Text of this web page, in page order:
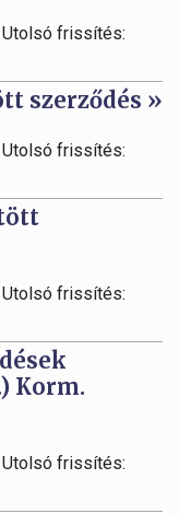
Utolsó frissítés:
szerződés »
Utolsó frissítés:
Utolsó frissítés:
Korm.
Utolsó frissítés: